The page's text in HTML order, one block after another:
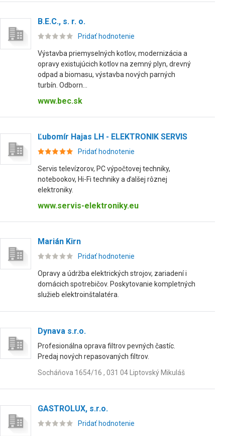
B.E.C., s. r. o.
Pridať hodnotenie
Výstavba priemyselných kotlov, modernizácia a
opravy existujúcich kotlov na zemný plyn, drevný
odpad a biomasu, výstavba nových parných
turbín. Odborn...
www.bec.sk
Ľubomír Hajas LH - ELEKTRONIK SERVIS
Pridať hodnotenie
Servis televízorov, PC výpočtovej techniky,
notebookov, Hi-Fi techniky a ďalšej rôznej
elektroniky.
www.servis-elektroniky.eu
Marián Kirn
Pridať hodnotenie
Opravy a údržba elektrických strojov, zariadení i
domácich spotrebičov. Poskytovanie kompletných
služieb elektroinštalatéra.
Dynava s.r.o.
Profesionálna oprava filtrov pevných častíc.
Predaj nových repasovaných filtrov.
Socháňova 1654/16 , 031 04 Liptovský Mikuláš
GASTROLUX, s.r.o.
Pridať hodnotenie